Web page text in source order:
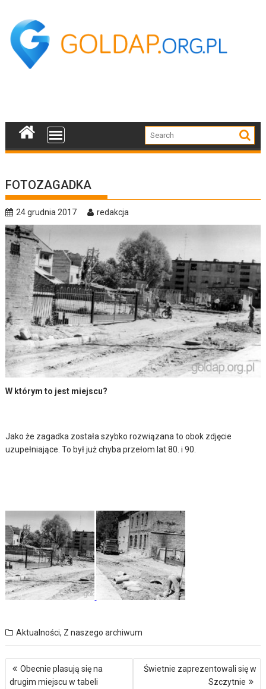
content
FOTOZAGADKA
24 grudnia 2017 redakcja
W którym to jest miejscu?
Jako że zagadka została szybko rozwiązana to obok zdjęcie
uzupełniające. To był już chyba przełom lat 80. i 90.
Aktualności, Z naszego archiwum
Nawigacja
wpisu
Obecnie plasują się na
drugim miejscu w tabeli
Świetnie zaprezentowali się w
Szczytnie